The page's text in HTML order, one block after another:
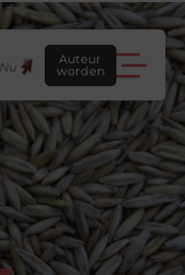
Auteur
worden